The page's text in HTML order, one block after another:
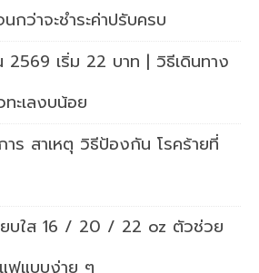
กว่าจะชำระค่าปรับครบ
2569 เริ่ม 22 บาท | วิธีเดินทาง
ะเลงบน้อย
ร สาเหตุ วิธีป้องกัน โรคร้ายที่
ยบใส 16 / 20 / 22 oz ตัวช่วย
ฟแบบง่าย ๆ